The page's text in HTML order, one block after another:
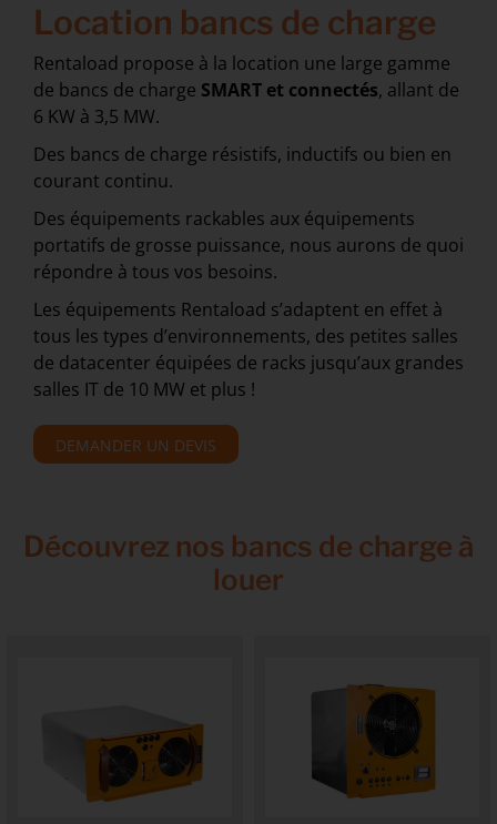
Location bancs de charge
Rentaload propose à la location une large gamme
de bancs de charge SMART et connectés, allant de
6 KW à 3,5 MW.
Des bancs de charge résistifs, inductifs ou bien en
courant continu.
Des équipements rackables aux équipements
portatifs de grosse puissance, nous aurons de quoi
répondre à tous vos besoins.
Les équipements Rentaload s’adaptent en effet à
tous les types d’environnements, des petites salles
de datacenter équipées de racks jusqu’aux grandes
salles IT de 10 MW et plus !
DEMANDER UN DEVIS
Découvrez nos bancs de charge à
louer